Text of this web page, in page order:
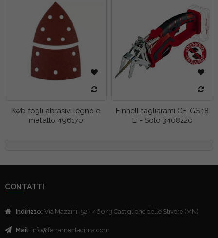
Kwb fogli abrasivi legno e
metallo 496170
Einhell tagliarami GE-GS 18
Li - Solo 3408220
CONTATTI
Indirizzo: Via Mazzini, 52 - 46043 Castiglione delle Stivere (MN)
Mail: info@ferramentacima.com